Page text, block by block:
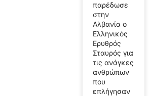
παρέδωσε
στην
Αλβανία ο
Ελληνικός
Ερυθρός
Σταυρός για
τις ανάγκες
ανθρώπων
που
επλήγησαν